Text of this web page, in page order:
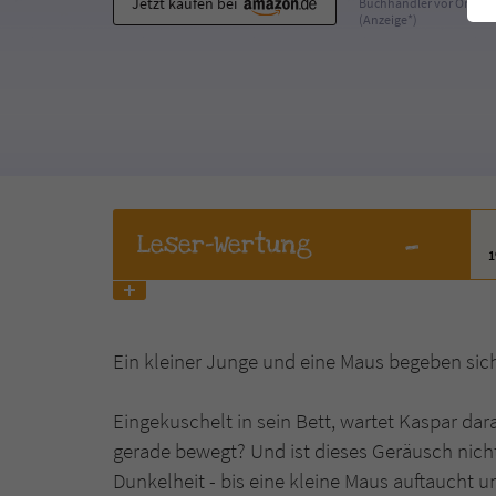
(Anzeige*)
Leser-Wertung -
Ein kleiner Junge und eine Maus begeben
Eingekuschelt in sein Bett, wartet Kaspar
gerade bewegt? Und ist dieses Geräusch
Dunkelheit - bis eine kleine Maus auftaucht